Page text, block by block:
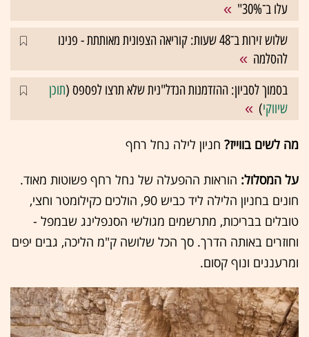
עלו ב־30%"
שלוש זירות ב־48 שעות: קוריאה הצפונית מאותתת - פנינו
להסלמה
בסמוך לסביון: ההזדמנות הנדל"נית שלא תרצו לפספס (תוכן
שיווקי)
מה לשים בווייז? חניון לילה נחל רחף
על המסלול: הוראות ההפעלה של נחל רחף פשוטות מאוד.
חונים בחניון הלילה ליד כביש 90, הולכים כקילומטר וחצי,
טובלים בבריכות, מתרשמים מגולשי הסנפלינג שבמפל -
וחוזרים באותה הדרך. סך הכל שלושה ק"מ הליכה, גבים יפים
ומרעננים ונוף קסום.